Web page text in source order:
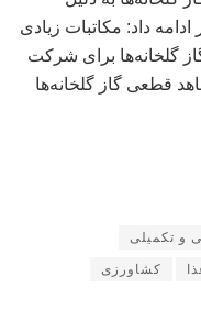
داد: مکاتبات زیادی
گلخانه‌ها برای شرکت
قطعی گاز گلخانه‌ها
و تکمیلی
کشاورزی